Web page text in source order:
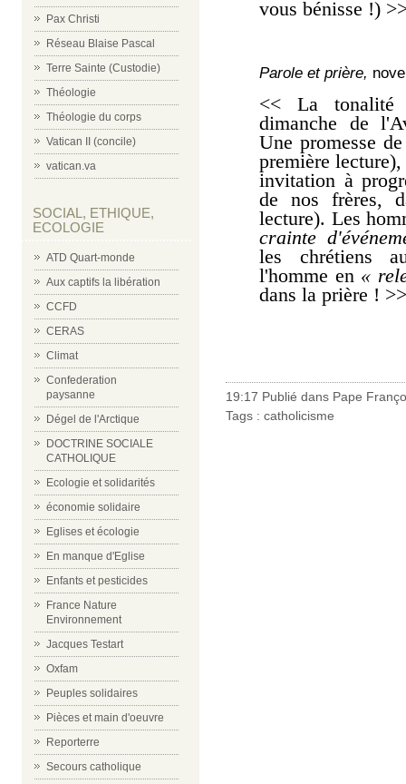
Pax Christi
Réseau Blaise Pascal
Terre Sainte (Custodie)
Théologie
Théologie du corps
Vatican II (concile)
vatican.va
SOCIAL, ETHIQUE,
ECOLOGIE
ATD Quart-monde
Aux captifs la libération
CCFD
CERAS
Climat
Confederation
paysanne
Dégel de l'Arctique
DOCTRINE SOCIALE
CATHOLIQUE
Ecologie et solidarités
économie solidaire
Eglises et écologie
En manque d'Eglise
Enfants et pesticides
France Nature
Environnement
Jacques Testart
Oxfam
Peuples solidaires
Pièces et main d'oeuvre
Reporterre
Secours catholique
vous bénisse !)
Parole et prière,
<< La tonalité
dimanche de
Une promesse
première
invitation à
de nos frères,
lecture). Les
crainte
les chrétiens
l'homme en «
dans la prière !
19:17 Publié dans Pape
Tags : catholicisme